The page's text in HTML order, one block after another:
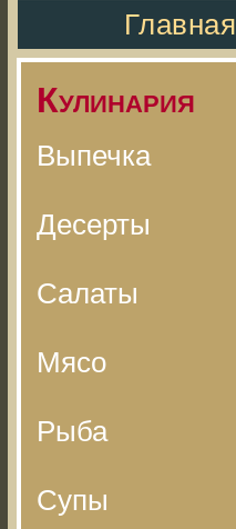
Главная
Кулинария
Выпечка
Десерты
Салаты
Мясо
Рыба
Супы